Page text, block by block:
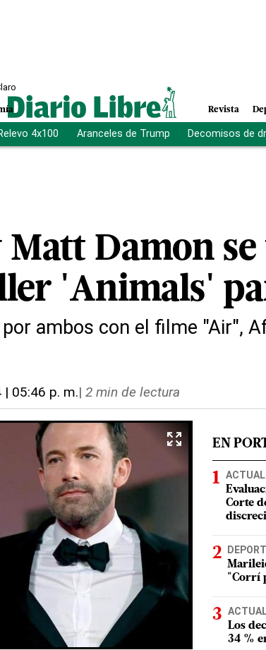
Revista
4x100 Aranceles de Trump Decomisos de
Damon
'Animals'
ambos con el filme "Air",
| 05:46 p. m.| 2 min de lectura
EN
Corte
"Corrí
Los
34 %